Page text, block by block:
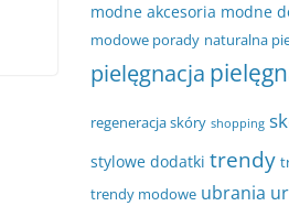
modne akcesoria modne
modowe porady naturalna
pielęgnacja
regeneracja skóry shopping
stylowe dodatki trendy
trendy modowe ubrania